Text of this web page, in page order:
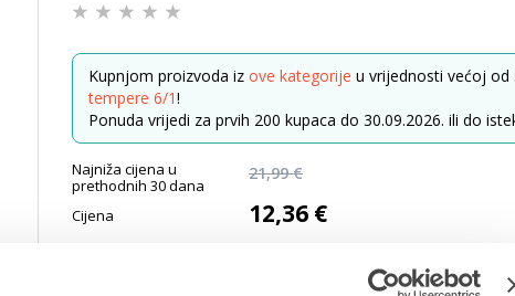
Kupnjom proizvoda iz ove kategorije u vrijednosti većoj od
tempere 6/1!
Ponuda vrijedi za prvih 200 kupaca do 30.09.2026. ili do
Najniža cijena u
prethodnih 30 dana
21,99 €
Cijena 12,36 €
Set od 10 bilježnica, nasumični odabir, motivi se mogu ponavljati